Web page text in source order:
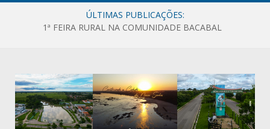
ÚLTIMAS PUBLICAÇÕES:
1ª FEIRA RURAL NA COMUNIDADE BACABAL